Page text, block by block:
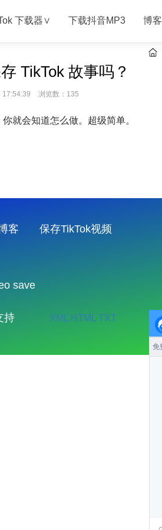
下载器∨ 下载抖音MP3 博客
TikTok 故事吗？
17:54:39 浏览数：135
就会知道怎么做。超级简单。
客
保存TikTok视频
save
持 XML HTML TXT